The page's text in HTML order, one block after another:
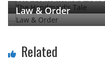
Law & Order
Related